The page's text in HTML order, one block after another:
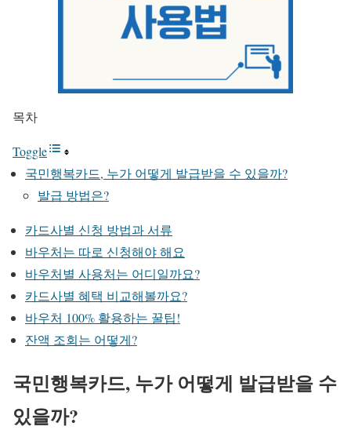
목차
Toggle
국민행복카드, 누가 어떻게 발급받을 수 있을까?
발급 방법은?
카드사별 신청 방법과 서류
바우처는 따로 신청해야 해요
바우처별 사용처는 어디일까요?
카드사별 혜택 비교해볼까요?
바우처 100% 활용하는 꿀팁!
잔액 조회는 어떻게?
국민행복카드, 누가 어떻게 발급받을 수
있을까?